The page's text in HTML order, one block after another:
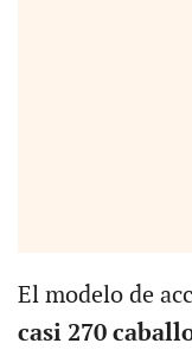
El modelo de
casi 270